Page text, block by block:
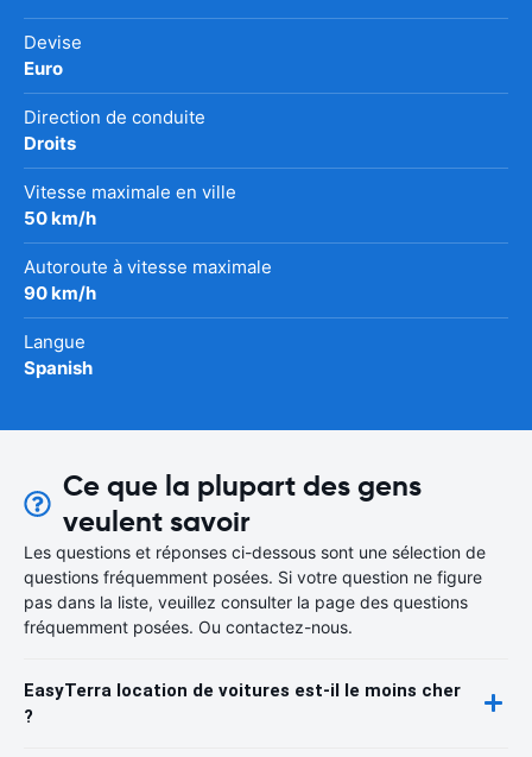
Devise
Euro
Direction de conduite
Droits
Vitesse maximale en ville
50 km/h
Autoroute à vitesse maximale
90 km/h
Langue
Spanish
Ce que la plupart des gens
veulent savoir
Les questions et réponses ci-dessous sont une sélection de
questions fréquemment posées. Si votre question ne figure
pas dans la liste, veuillez consulter la page des questions
fréquemment posées. Ou contactez-nous.
EasyTerra location de voitures est-il le moins cher
?